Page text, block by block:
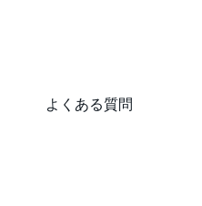
よくある質問